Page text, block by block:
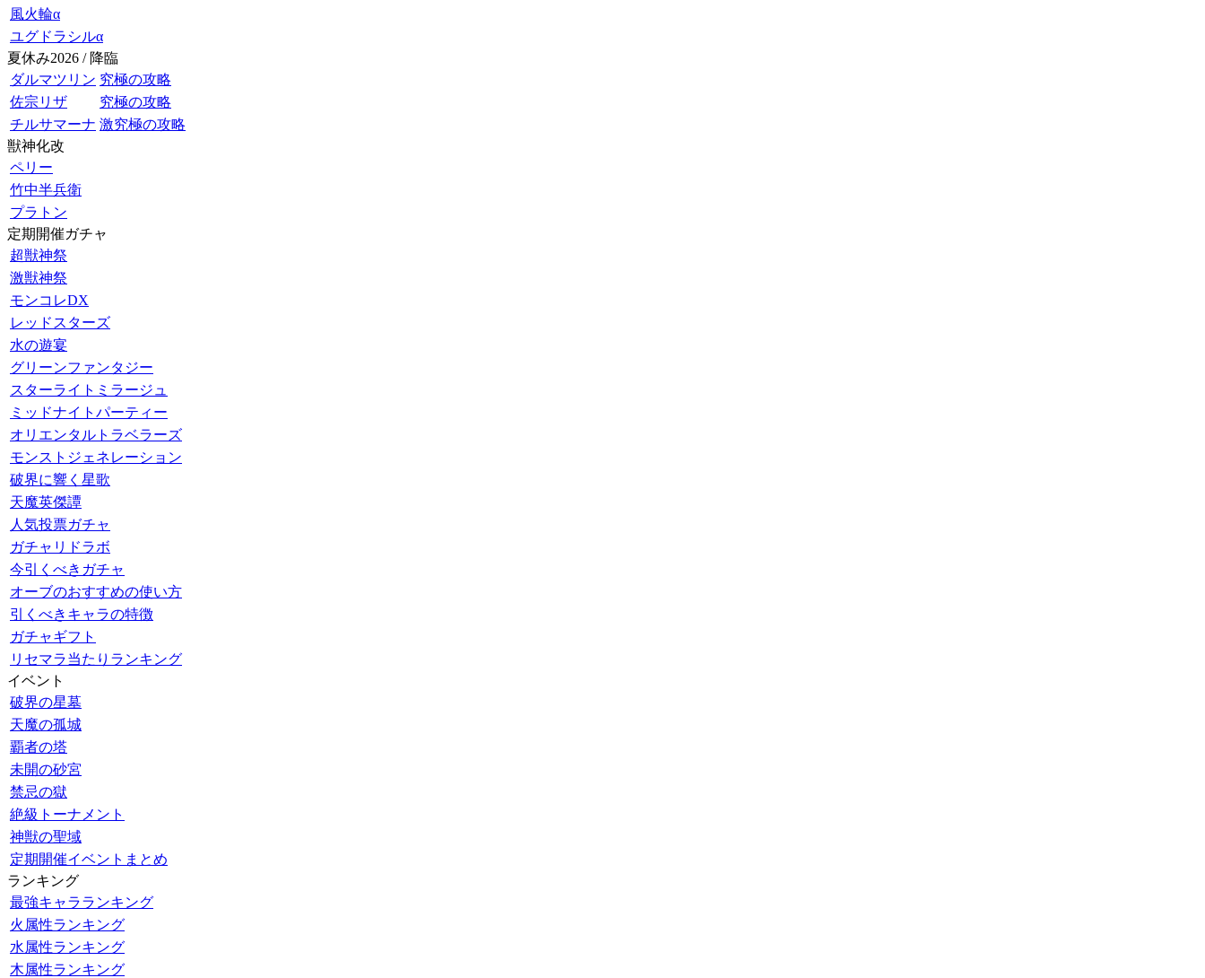
風火輪α
ユグドラシルα
夏休み2026 / 降臨
ダルマツリン 究極の攻略
佐宗リザ
究極の攻略
チルサマーナ 激究極の攻略
獣神化改
ペリー
竹中半兵衛
プラトン
定期開催ガチャ
超獣神祭
激獣神祭
モンコレDX
レッドスターズ
水の遊宴
グリーンファンタジー
スターライトミラージュ
ミッドナイトパーティー
オリエンタルトラベラーズ
モンストジェネレーション
破界に響く星歌
天魔英傑譚
人気投票ガチャ
ガチャリドラボ
今引くべきガチャ
オーブのおすすめの使い方
引くべきキャラの特徴
ガチャギフト
リセマラ当たりランキング
イベント
破界の星墓
天魔の孤城
覇者の塔
未開の砂宮
禁忌の獄
絶級トーナメント
神獣の聖域
定期開催イベントまとめ
ランキング
最強キャラランキング
火属性ランキング
水属性ランキング
木属性ランキング